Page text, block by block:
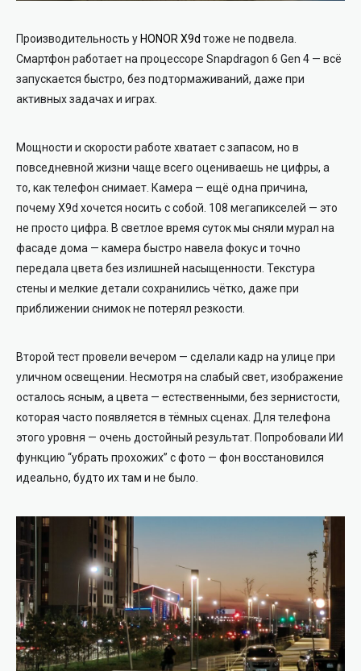
Производительность у HONOR X9d тоже не подвела.
Смартфон работает на процессоре Snapdragon 6 Gen 4 — всё
запускается быстро, без подтормаживаний, даже при
активных задачах и играх.
Мощности и скорости работе хватает с запасом, но в
повседневной жизни чаще всего оцениваешь не цифры, а
то, как телефон снимает. Камера — ещё одна причина,
почему X9d хочется носить с собой. 108 мегапикселей — это
не просто цифра. В светлое время суток мы сняли мурал на
фасаде дома — камера быстро навела фокус и точно
передала цвета без излишней насыщенности. Текстура
стены и мелкие детали сохранились чётко, даже при
приближении снимок не потерял резкости.
Второй тест провели вечером — сделали кадр на улице при
уличном освещении. Несмотря на слабый свет, изображение
осталось ясным, а цвета — естественными, без зернистости,
которая часто появляется в тёмных сценах. Для телефона
этого уровня — очень достойный результат. Попробовали ИИ
функцию “убрать прохожих” с фото — фон восстановился
идеально, будто их там и не было.